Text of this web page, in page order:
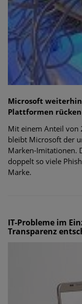
Microsoft weiterhin
Plattformen
Mit einem Anteil von
bleibt Microsoft der
Marken-Imitationen.
doppelt so viele
Marke.
IT-Probleme im
Transparenz